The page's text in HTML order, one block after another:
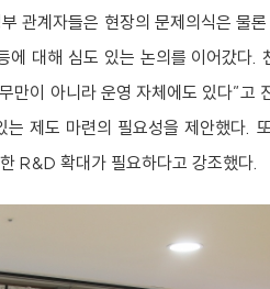
관계자들은 현장의 문제의식은 물
대해 심도 있는 논의를 이어갔다.
만이 아니라 운영 자체에도 있다”고
제도 마련의 필요성을 제안했다.
R&D 확대가 필요하다고 강조했다.